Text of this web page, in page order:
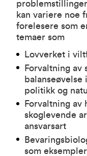
kan variere noe
forelesere som
temaer som
Lovverket i
Forvaltning av
politikk og
Forvaltning av
skoglevende
ansvarsart
som